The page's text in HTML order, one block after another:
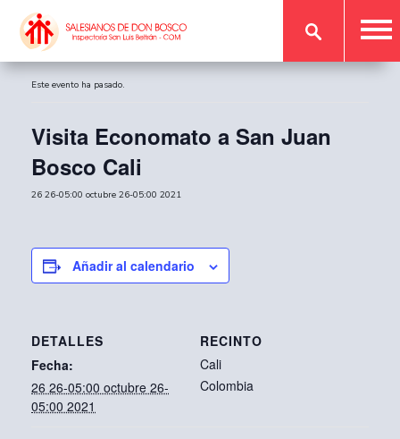
« Todos los Eventos
Este evento ha pasado.
Visita Economato a San Juan
Bosco Cali
26 26-05:00 octubre 26-05:00 2021
Añadir al calendario
DETALLES
Fecha:
26 26-05:00 octubre 26-
05:00 2021
RECINTO
Cali
Colombia